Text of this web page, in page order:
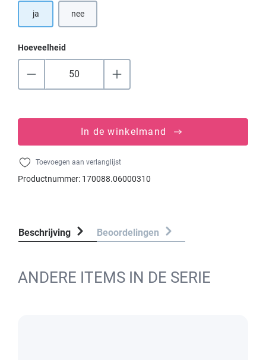
ja nee
Hoeveelheid
In de winkelmand
Toevoegen aan verlanglijst
Productnummer: 170088.06000310
Beschrijving Beoordelingen
ANDERE ITEMS IN DE SERIE